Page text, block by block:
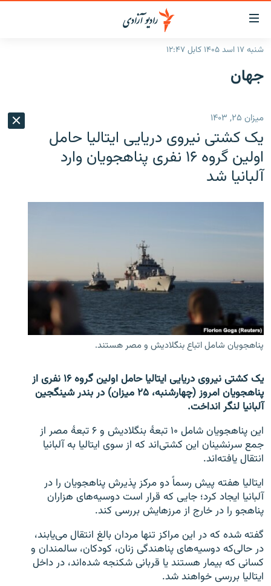
لینک‌های
قابل
دسترسی
به
بازگشت
منوی
اصلی
مراجعه
صفحه
گزارش‌ها
منطقه
شرق میانه
جهان
افغانستان
جدول نشرات
مصاحبه‌ها
برنامه‌ها
تماس
صفحه پشتو
Azadi English
همۀ سایت‌های رادیو آزادی/ رادیو اروپای آزاد
شنبه ۱۷ اسد ۱۴۰۵ کابل ۱۲:۴۷
جهان
ميزان ۲۵, ۱۴۰۳
یک کشتی نیروی دریایی ایتالیا حامل
اولین گروه ۱۶ نفری پناهجویان وارد
آلبانیا شد
پناهجویان شامل اتباع بنگلادیش و مصر هستند.
یک کشتی نیروی دریایی ایتالیا حامل اولین گروه ۱۶ نفری از
پناهجویان امروز (چهارشنبه، ۲۵ میزان) در بندر شینگجین
آلبانیا لنگر انداخت.
این پناهجویان شامل ۱۰ تبعۀ بنگلادیش و ۶ تبعۀ مصر از
جمع سرنشینان این کشتی‌اند که از سوی ایتالیا به آلبانیا
انتقال یافته‌اند.
ایتالیا هفته پیش رسماً دو مرکز پذیرش پناهجویان را در
آلبانیا ایجاد کرد؛ جایی که قرار است دوسیه‌های هزاران
پناهجو را در خارج از مرزهایش بررسی کند.
گفته شده که در این مراکز تنها مردان بالغ انتقال می‌یابند،
در حالی‌که دوسیه‌های پناهندگی زنان، کودکان، سالمندان و
کسانی که بیمار هستند یا قربانی شکنجه شده‌اند، در داخل
ایتالیا بررسی خواهند شد.